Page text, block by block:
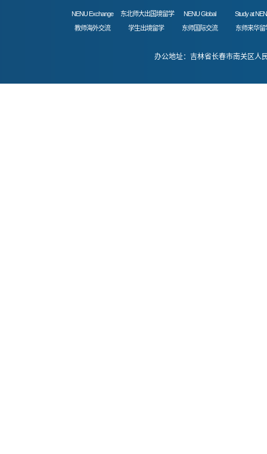
NENU Exchange
教师海外交流
东北师大出国境留学
学生出境留学
NENU Global
东师国际交流
Study at
东师来华留
办公地址：吉林省长春市南关区